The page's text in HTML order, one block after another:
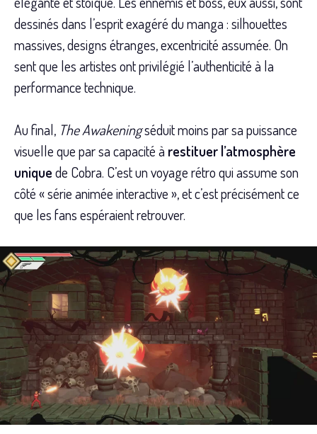
dessinés dans l’esprit exagéré du manga : silhouettes
massives, designs étranges, excentricité assumée. On
sent que les artistes ont privilégié l’authenticité à la
performance technique.
Au final, The Awakeningséduit moins par sa puissance
visuelle que par sa capacité à restituer l’atmosphère
uniquede Cobra. C’est un voyage rétro qui assume son
côté « série animée interactive », et c’est précisément ce
que les fans espéraient retrouver.